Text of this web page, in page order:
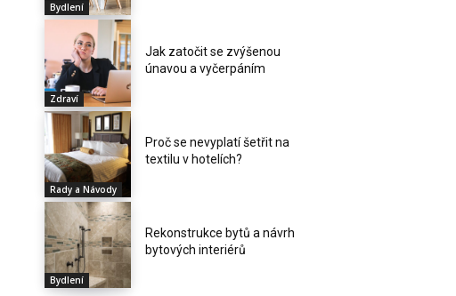
Bydlení
Zdraví
Jak zatočit se zvýšenou
únavou a vyčerpáním
Rady a Návody
Proč se nevyplatí šetřit na
textilu v hotelích?
Bydlení
Rekonstrukce bytů a návrh
bytových interiérů